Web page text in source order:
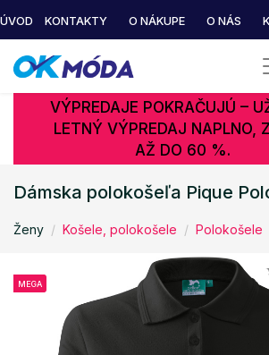
ÚVOD KONTAKTY O NÁKUPE O NÁS
VÝPREDAJE POKRAČUJÚ –
LETNÝ VÝPREDAJ NAPLNO,
AŽ DO 60 %.
Dámska polokošeľa Pique
Ženy Košele, polokošele Polokošele
MEGA